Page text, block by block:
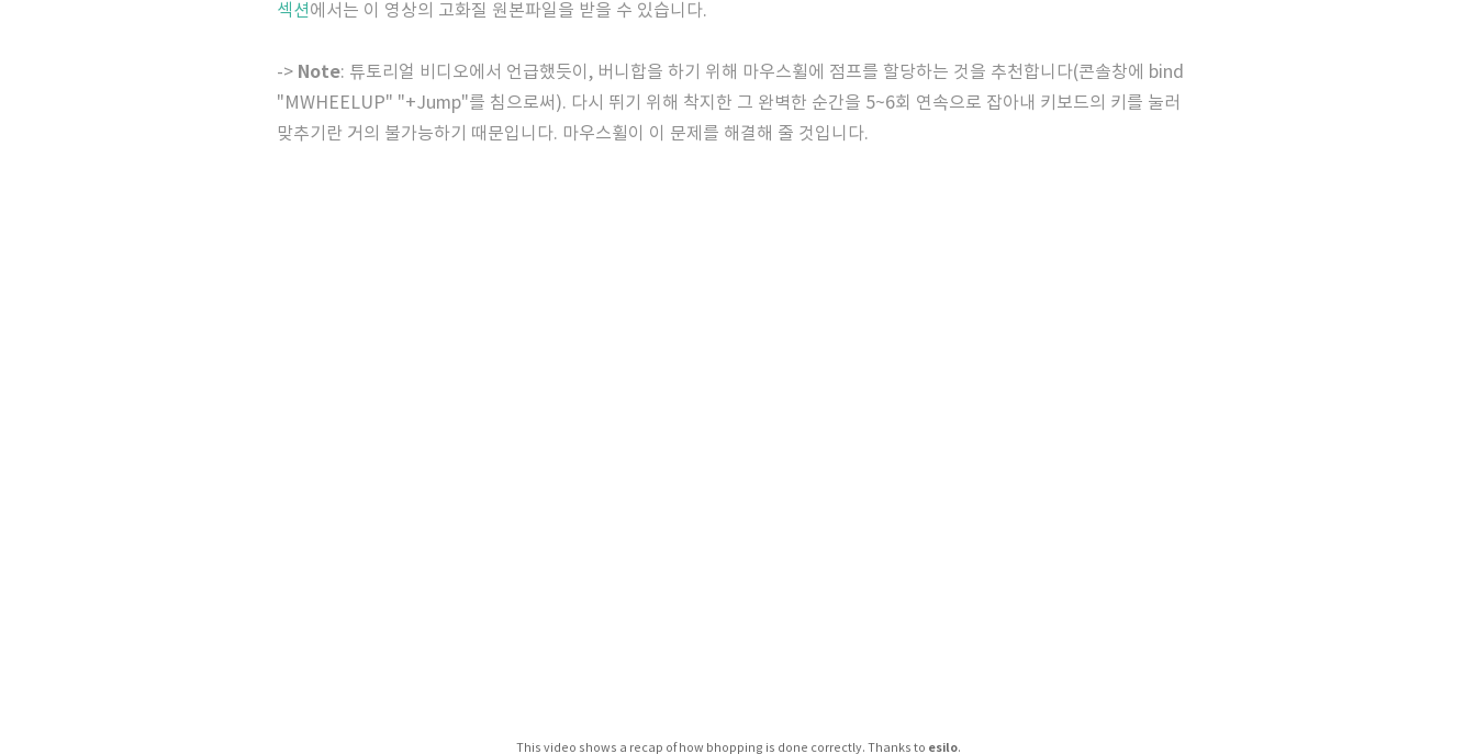
섹션에서는 이 영상의 고화질 원본파일을 받을 수 있습니다.
-> Note: 튜토리얼 비디오에서 언급했듯이, 버니합을 하기 위해 마우스휠에 점프를 할당하는 것을 추천합니다(콘솔창에 bind
"MWHEELUP" "+Jump"를 침으로써). 다시 뛰기 위해 착지한 그 완벽한 순간을 5~6회 연속으로 잡아내 키보드의 키를 눌러
맞추기란 거의 불가능하기 때문입니다. 마우스휠이 이 문제를 해결해 줄 것입니다.
This video shows a recap of how bhopping is done correctly. Thanks to esilo.